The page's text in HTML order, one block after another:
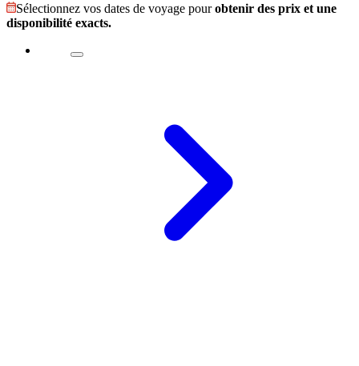
Sélectionnez vos dates de voyage pourobtenir des prix et une
disponibilité exacts.